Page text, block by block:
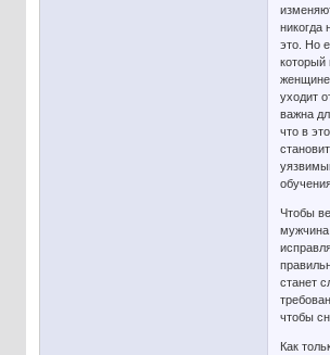
никогда
это. Но
который
уходит
важна
что в
Чтобы
мужчина
станет
чтобы
Как